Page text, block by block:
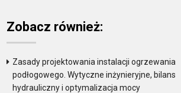
Zobacz również:
Zasady projektowania instalacji ogrzewania
podłogowego. Wytyczne inżynieryjne, bilans
hydrauliczny i optymalizacja mocy